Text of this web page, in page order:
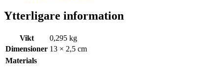
Ytterligare information
Vikt
0,295 kg
Dimensioner 13 × 2,5 cm
Materials